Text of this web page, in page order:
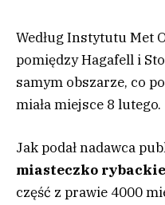
Według Instytutu Met
pomiędzy Hagafell i
samym obszarze, co
miała miejsce 8 lutego.
Jak podał nadawca
miasteczko
część z prawie 4000